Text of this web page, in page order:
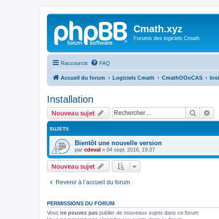
Cmath.xyz
Forums des logiciels Cmath
Raccourcis FAQ
Accueil du forum Logiciels Cmath CmathOOoCAS
Installation
Nouveau sujet
SUJETS
Bientôt une nouvelle version
par cdeval » 04 sept. 2016, 19:37
Nouveau sujet
Revenir à l’accueil du forum
PERMISSIONS DU FORUM
Vous ne pouvez pas publier de nouveaux sujets dans ce forum